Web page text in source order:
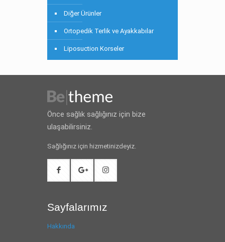
Diğer Ürünler
Ortopedik Terlik ve Ayakkabılar
Liposuction Korseler
Önce sağlık sağlığınız için bize
ulaşabilirsiniz.
Sağlığınız için hizmetinizdeyiz.
Sayfalarımız
Hakkında